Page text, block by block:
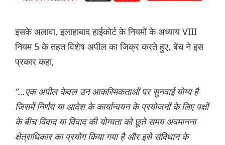
इसके अलावा, इलाहाबाद हाईकोर्ट के नियमों के अध्याय VIII
नियम 5 के तहत विशेष अपील का जिक्र करते हुए, बेंच ने इस
प्रकार कहा,
“…एक अपील केवल उन आकस्मिकताओं पर सुनवाई योग्य है
जिसमें निर्णय या आदेश के कार्यान्वयन के प्रयोजनों के लिए पक्षों
के बीच विवाद या विवाद की योग्यता को छूते समय अवमानना
क्षेत्राधिकार का प्रयोग किया गया है और इसे संविधान के